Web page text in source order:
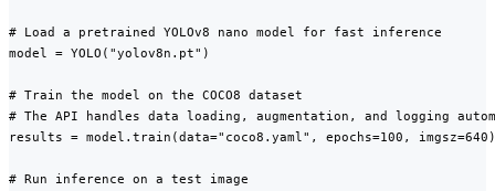
# Load a pretrained YOLOv8 nano model for fast inference
model = YOLO("yolov8n.pt")
# Train the model on the COCO8 dataset
# The API handles data loading, augmentation, and logging
results = model.train(data="coco8.yaml", epochs=100, imgsz=640)
# Run inference on a test image